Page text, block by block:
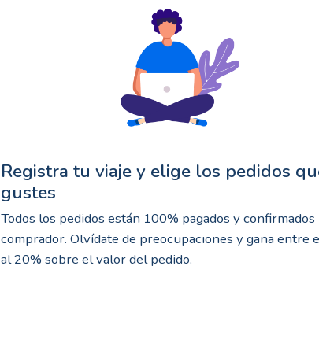
Registra tu viaje y elige los pedidos
gustes
Todos los pedidos están 100% pagados y
comprador. Olvídate de preocupaciones y gana entre
al 20% sobre el valor del pedido.